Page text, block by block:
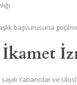
başvurusuna
İkamet
Yabancılar ve